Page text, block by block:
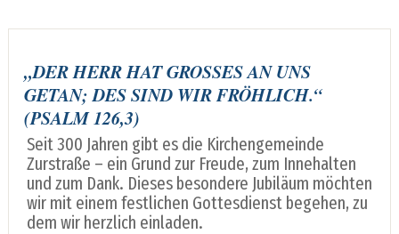
„DER HERR HAT GROSSES AN UNS G
ETAN; DES SIND WIR FRÖHLICH.“
(PSALM 126,3)
Seit 300 Jahren gibt es die Kirchengemeinde
Zurstraße – ein Grund zur Freude, zum Innehalten
und zum Dank. Dieses besondere Jubiläum möchten
wir mit einem festlichen Gottesdienst begehen, zu
dem wir herzlich einladen.